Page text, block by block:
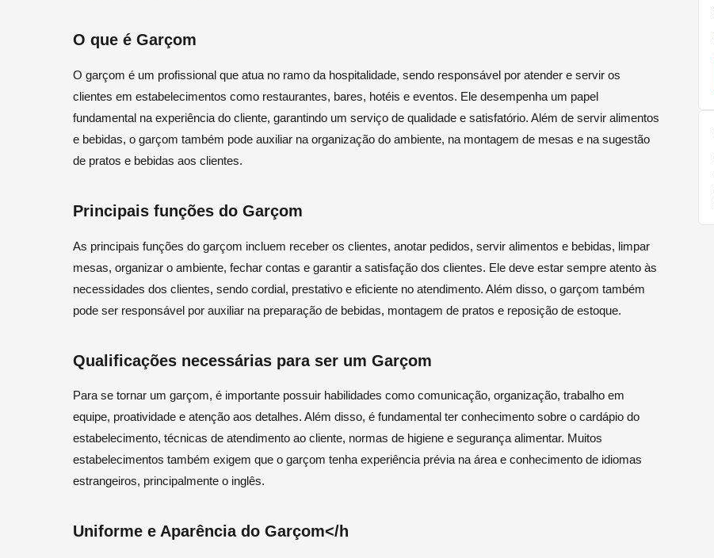
O que é Garçom
O garçom é um profissional que atua no ramo da hospitalidade, sendo responsável por atender e servir os
clientes em estabelecimentos como restaurantes, bares, hotéis e eventos. Ele desempenha um papel
fundamental na experiência do cliente, garantindo um serviço de qualidade e satisfatório. Além de servir alimentos
e bebidas, o garçom também pode auxiliar na organização do ambiente, na montagem de mesas e na sugestão
de pratos e bebidas aos clientes.
Principais funções do Garçom
As principais funções do garçom incluem receber os clientes, anotar pedidos, servir alimentos e bebidas, limpar
mesas, organizar o ambiente, fechar contas e garantir a satisfação dos clientes. Ele deve estar sempre atento às
necessidades dos clientes, sendo cordial, prestativo e eficiente no atendimento. Além disso, o garçom também
pode ser responsável por auxiliar na preparação de bebidas, montagem de pratos e reposição de estoque.
Qualificações necessárias para ser um Garçom
Para se tornar um garçom, é importante possuir habilidades como comunicação, organização, trabalho em
equipe, proatividade e atenção aos detalhes. Além disso, é fundamental ter conhecimento sobre o cardápio do
estabelecimento, técnicas de atendimento ao cliente, normas de higiene e segurança alimentar. Muitos
estabelecimentos também exigem que o garçom tenha experiência prévia na área e conhecimento de idiomas
estrangeiros, principalmente o inglês.
Uniforme e Aparência do Garçom</h